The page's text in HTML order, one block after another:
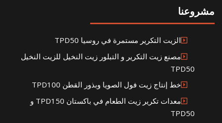
مشروعنا
الزيت التكرير مستمرة في روسيا TPD50
مصنع زيت التكرير و التبلور زيت النخيل للزيت النخيل
TPD50
خط إنتاج زيت فول الصويا وبذور القطن TPD100
معدات تكرير زيت الطعام في باكستان TPD150 و
TPD50